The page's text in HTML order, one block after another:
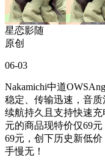
星恋影随
原创
06-03
Nakamichi中道
稳定、传输迅速，音质
续航持久且支持快速
元的商品现特价仅69
69元，创下历史新低
手慢无！